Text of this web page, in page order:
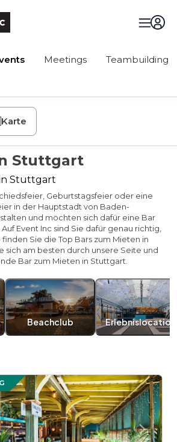
Meetings Teambuilding
Karte
Stuttgart
Stuttgart
Geburtstagsfeier oder eine
in der Hauptstadt von Baden-
und möchten sich dafür eine Bar
Event Inc sind Sie dafür genau richtig,
Sie die Top Bars zum Mieten in
sich am besten durch unsere Seite und
Bar zum Mieten in Stuttgart.
Beachclub Erlebnislocation